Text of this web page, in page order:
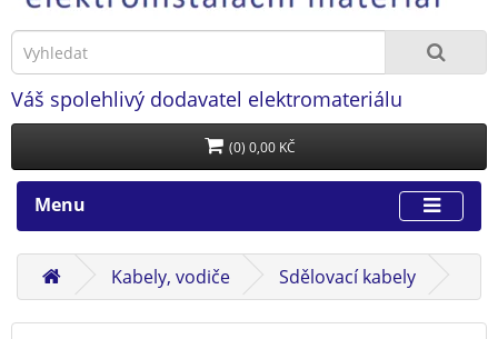
Váš spolehlivý dodavatel elektromateriálu
(0) 0,00 KČ
Menu
Kabely, vodiče Sdělovací kabely